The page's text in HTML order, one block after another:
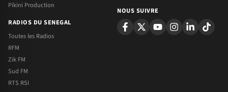
Pikini Production
RADIOS DU SENEGAL
Toutes les Radios
RFM
Zik FM
Sud FM
RTS RSI
NOUS SUIVRE